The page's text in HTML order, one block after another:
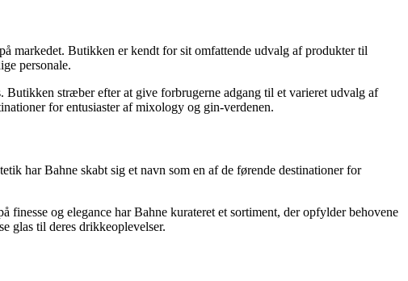
markedet. Butikken er kendt for sit omfattende udvalg af produkter til
personale.
stræber efter at give forbrugerne adgang til et varieret udvalg af
for entusiaster af mixology og gin-verdenen.
har Bahne skabt sig et navn som en af de førende destinationer for
og elegance har Bahne kurateret et sortiment, der opfylder behovene
glas til deres drikkeoplevelser.